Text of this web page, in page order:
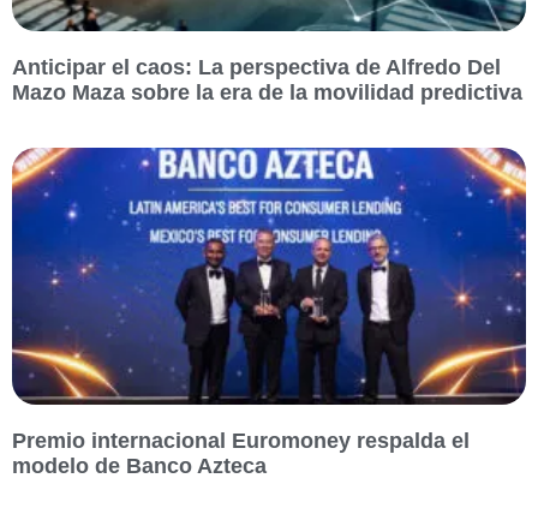
Anticipar el caos: La perspectiva de Alfredo Del
Mazo Maza sobre la era de la movilidad predictiva
Premio internacional Euromoney respalda el
modelo de Banco Azteca